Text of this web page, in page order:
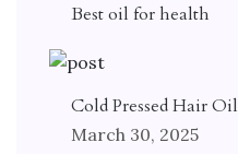
Best oil for health
Cold Pressed Hair Oil
March 30, 2025